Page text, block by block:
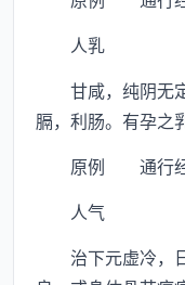
人乳
甘咸，纯阴无定
膈，利肠。有孕之
原例 通行
人气
治下元虚冷，日